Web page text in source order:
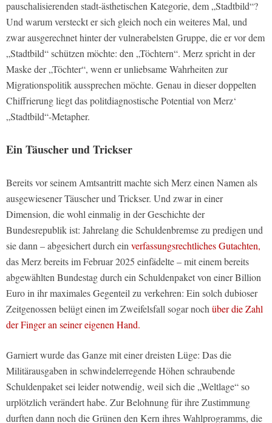
pauschalisierenden stadt-ästhetischen Kategorie, dem „Stadtbild“?
Und warum versteckt er sich gleich noch ein weiteres Mal, und
zwar ausgerechnet hinter der vulnerabelsten Gruppe, die er vor dem
„Stadtbild“ schützen möchte: den „Töchtern“. Merz spricht in der
Maske der „Töchter“, wenn er unliebsame Wahrheiten zur
Migrationspolitik aussprechen möchte. Genau in dieser doppelten
Chiffrierung liegt das politdiagnostische Potential von Merz‘
„Stadtbild“-Metapher.
Ein Täuscher und Trickser
Bereits vor seinem Amtsantritt machte sich Merz einen Namen als
ausgewiesener Täuscher und Trickser. Und zwar in einer
Dimension, die wohl einmalig in der Geschichte der
Bundesrepublik ist: Jahrelang die Schuldenbremse zu predigen und
sie dann – abgesichert durch einverfassungsrechtliches Gutachten,
das Merz bereits im Februar 2025 einfädelte – mit einem bereits
abgewählten Bundestag durch ein Schuldenpaket von einer Billion
Euro in ihr maximales Gegenteil zu verkehren: Ein solch dubioser
Zeitgenossen belügt einen im Zweifelsfall sogar nochüber die Zahl
der Finger an seiner eigenen Hand.
Garniert wurde das Ganze mit einer dreisten Lüge: Das die
Militärausgaben in schwindelerregende Höhen schraubende
Schuldenpaket sei leider notwendig, weil sich die „Weltlage“ so
urplötzlich verändert habe. Zur Belohnung für ihre Zustimmung
durften dann noch die Grünen den Kern ihres Wahlprogramms, die